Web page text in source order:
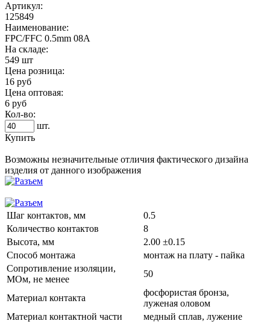
Артикул:
125849
Наименование:
FPC/FFC 0.5mm 08A
На складе:
549 шт
Цена розница:
16 руб
Цена оптовая:
6 руб
Кол-во:
шт.
Купить
Возможны незначительные отличия фактического дизайна
изделия от данного изображения
Шаг контактов, мм
0.5
Количество контактов
8
Высота, мм
2.00 ±0.15
Способ монтажа
монтаж на плату - пайка
Сопротивление изоляции,
МОм, не менее
50
Материал контакта
фосфористая бронза,
луженая оловом
Материал контактной части
медный сплав, лужение